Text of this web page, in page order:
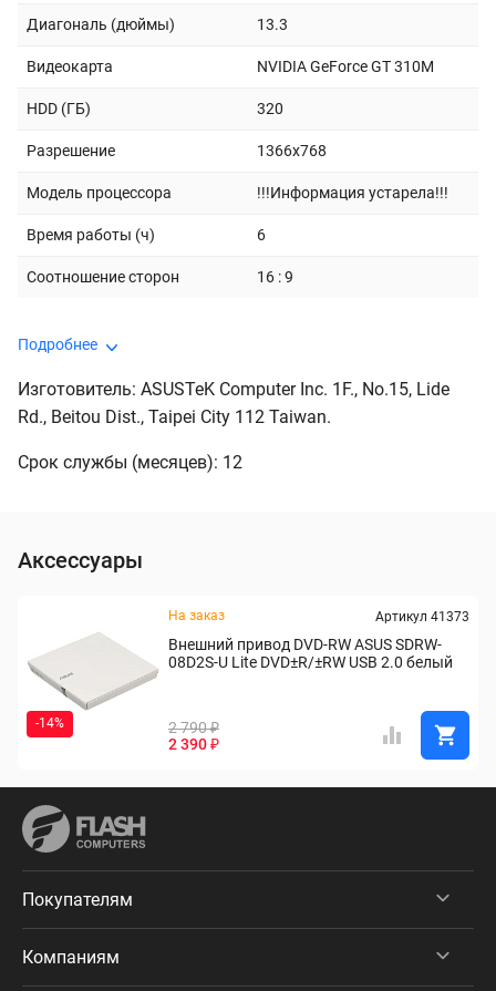
Диагональ (дюймы) 13.3
Видеокарта NVIDIA GeForce GT 310M
HDD (ГБ) 320
Разрешение 1366x768
Модель процессора !!!Информация устарела!!!
Время работы (ч) 6
Соотношение сторон 16 : 9
Подробнее
Изготовитель: ASUSTeK Computer Inc. 1F., No.15, Lide
Rd., Beitou Dist., Taipei City 112 Taiwan.
Срок службы (месяцев): 12
Аксессуары
На заказ
-14%
Артикул 41373
Внешний привод DVD-RW ASUS SDRW-
08D2S-U Lite DVD±R/±RW USB 2.0 белый
2 790 ₽
2 390 ₽
Покупателям
Компаниям